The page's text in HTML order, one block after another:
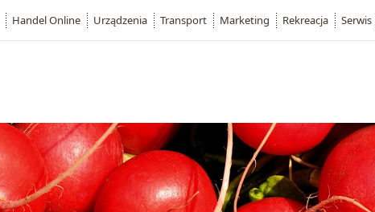
Handel Online Urządzenia Transport Marketing Rekreacja Serwis